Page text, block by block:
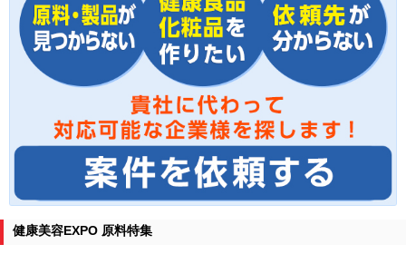
健康美容EXPO 原料特集